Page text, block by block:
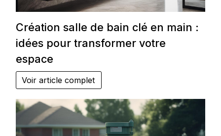
Création salle de bain clé en main :
idées pour transformer votre
espace
Voir article complet